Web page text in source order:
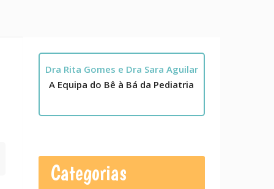
Dra Rita Gomes e Dra Sara Aguilar
A Equipa do Bê à Bá da Pediatria
Categorias